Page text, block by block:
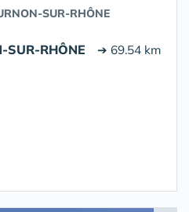
SUR-RHÔNE
SUR-RHÔNE ➔ 69.54 km